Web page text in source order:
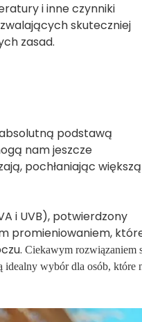
i inne czynniki
skuteczniej
zasad.
podstawą
nam jeszcze
pochłaniając większą
i UVB), potwierdzony
promieniowaniem,
Ciekawym rozwiązaniem
idealny wybór dla osób, które